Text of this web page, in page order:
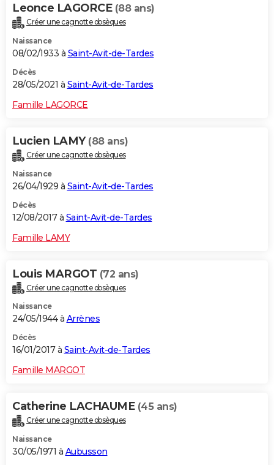
Leonce LAGORCE (88 ans)
Créer une cagnotte obsèques
Naissance
08/02/1933 à Saint-Avit-de-Tardes
Décès
28/05/2021 à Saint-Avit-de-Tardes
Famille LAGORCE
Lucien LAMY (88 ans)
Créer une cagnotte obsèques
Naissance
26/04/1929 à Saint-Avit-de-Tardes
Décès
12/08/2017 à Saint-Avit-de-Tardes
Famille LAMY
Louis MARGOT (72 ans)
Créer une cagnotte obsèques
Naissance
24/05/1944 à Arrènes
Décès
16/01/2017 à Saint-Avit-de-Tardes
Famille MARGOT
Catherine LACHAUME (45 ans)
Créer une cagnotte obsèques
Naissance
30/05/1971 à Aubusson